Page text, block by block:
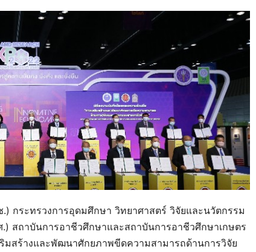
กระทรวงการอุดมศึกษา วิทยาศาสตร์ วิจัยและนวัตกรรม
สถาบันการอาชีวศึกษาและสถาบันการอาชีวศึกษาเกษตร
สร้างและพัฒนาศักยภาพขีดความสามารถด้านการวิจัย